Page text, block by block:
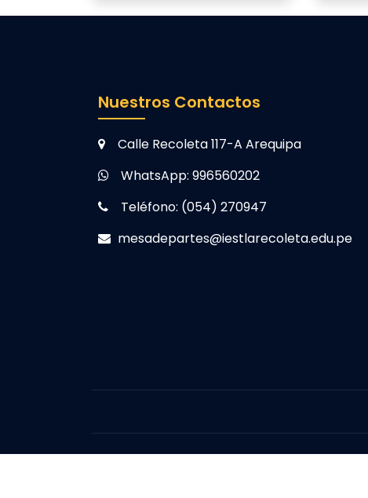
Nuestros Contactos
Calle Recoleta 117-A Arequipa
WhatsApp: 996560202
Teléfono: (054) 270947
mesadepartes@iestlarecoleta.edu.pe